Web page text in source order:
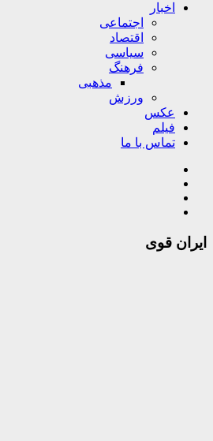
اخبار
اجتماعی
اقتصاد
سیاسی
فرهنگ
مذهبی
ورزش
عکس
فیلم
تماس با ما
ایران قوی